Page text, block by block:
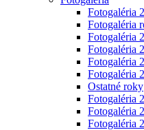
Fotogaléria
Fotogaléria
Fotogaléria
Fotogaléria
Fotogaléria
Fotogaléria
Ostatné roky
Fotogaléria
Fotogaléria
Fotogaléria